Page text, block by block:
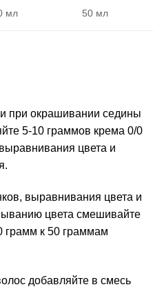
мл 50 мл
при окрашивании седины
5-10 граммов крема 0/0
цвета и
выравнивания цвета и
цвета смешивайте
грамм к 50 граммам
добавляйте в смесь